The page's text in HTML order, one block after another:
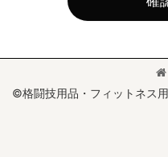
©格闘技用品・フィットネス